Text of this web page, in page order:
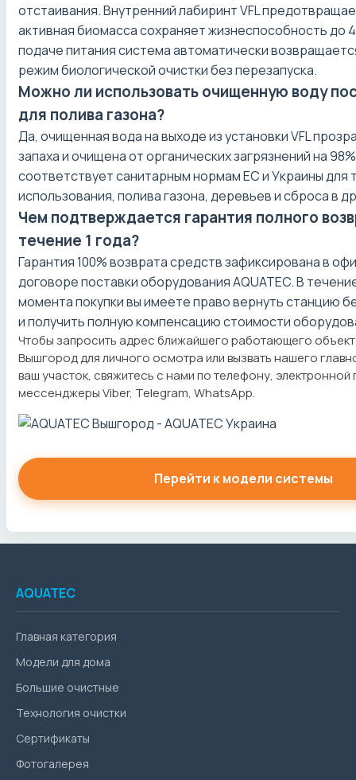
отстаивания. Внутренний лабиринт VFL
активная биомасса сохраняет жизнеспособность до
подаче питания система автоматически
режим биологической очистки без перезапуска.
Можно ли использовать очищенную воду
для полива газона?
Да, очищенная вода на выходе из установки VFL
запаха и очищена от органических загрязнений на
соответствует санитарным нормам ЕС и Украины для
использования, полива газона, деревьев и сброса в
Чем подтверждается гарантия полного
течение 1 года?
Гарантия 100% возврата средств зафиксирована в
договоре поставки оборудования AQUATEC. В
момента покупки вы имеете право вернуть станцию
и получить полную компенсацию стоимости
Чтобы запросить адрес ближайшего работающего
Вышгород для личного осмотра или вызвать нашего
ваш участок, свяжитесь с нами по телефону, электронной
мессенджеры Viber, Telegram, WhatsApp.
Перейти к модели системы
AQUATEC
Главная категория
Модели для дома
Большие очистные
Технология очистки
Сертификаты
Фотогалерея